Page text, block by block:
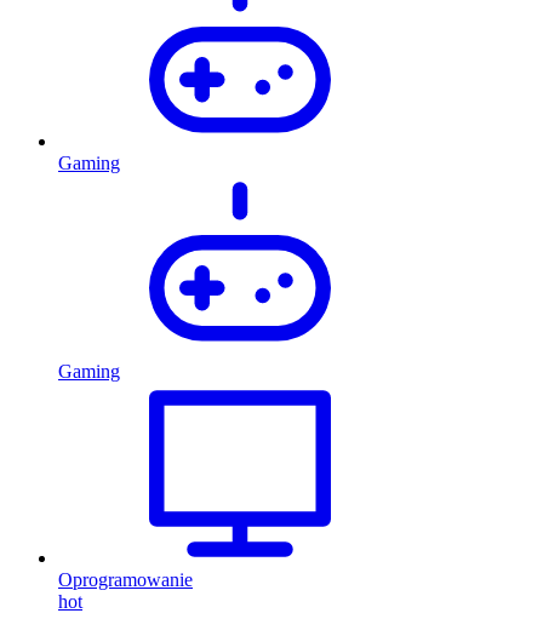
Gaming
Gaming
Oprogramowanie
hot